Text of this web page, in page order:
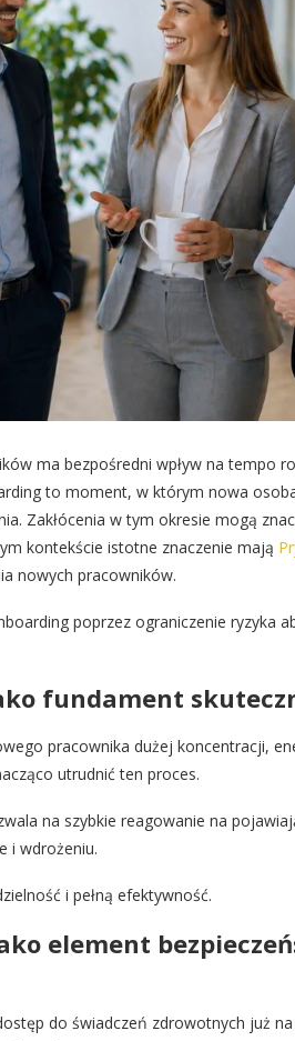
ma bezpośredni wpływ na tempo
to moment, w którym nowa
Zakłócenia w tym okresie mogą
kontekście istotne znaczenie mają
nowych pracowników.
poprzez ograniczenie ryzyka
fundament
pracownika dużej koncentracji,
utrudnić ten proces.
na szybkie reagowanie na
i wdrożeniu.
i pełną efektywność.
element
do świadczeń zdrowotnych już